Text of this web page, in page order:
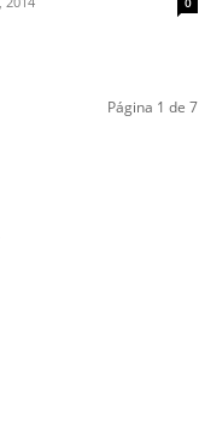
Página 1 de 7